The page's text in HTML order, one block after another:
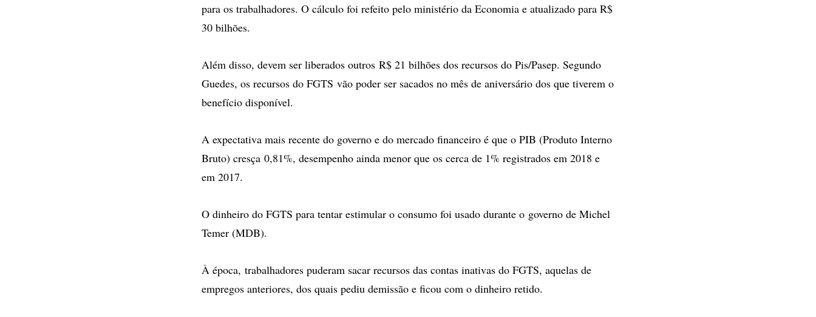
para os trabalhadores. O cálculo foi refeito pelo ministério da Economia e atualizado para R$
30 bilhões.
Além disso, devem ser liberados outros R$ 21 bilhões dos recursos do Pis/Pasep. Segundo
Guedes, os recursos do FGTS vão poder ser sacados no mês de aniversário dos que tiverem o
benefício disponível.
A expectativa mais recente do governo e do mercado financeiro é que o PIB (Produto Interno
Bruto) cresça 0,81%, desempenho ainda menor que os cerca de 1% registrados em 2018 e
em 2017.
O dinheiro do FGTS para tentar estimular o consumo foi usado durante o governo de Michel
Temer (MDB).
À época, trabalhadores puderam sacar recursos das contas inativas do FGTS, aquelas de
empregos anteriores, dos quais pediu demissão e ficou com o dinheiro retido.